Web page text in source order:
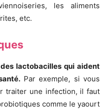
les aliments
etc.
lactobacilles qui aident
Par exemple, si vous
traiter une infection, il faut
comme le yaourt